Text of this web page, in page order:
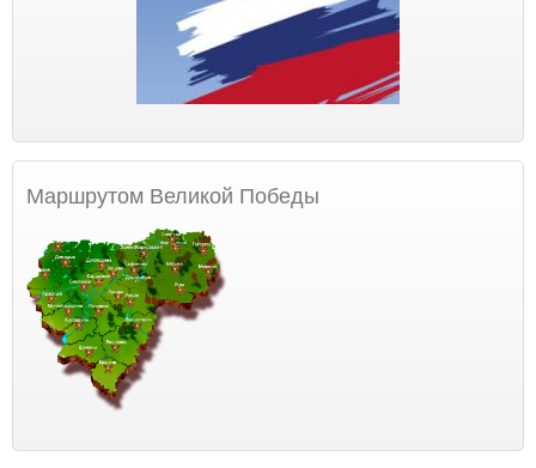
Маршрутом Великой Победы